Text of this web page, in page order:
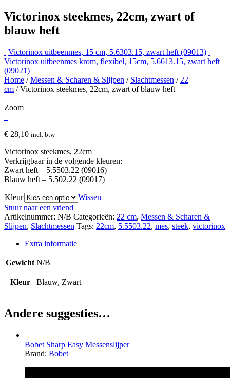
Victorinox steekmes, 22cm, zwart of
blauw heft
Victorinox uitbeenmes, 15 cm, 5.6303.15, zwart heft (09013)
Victorinox uitbeenmes krom, flexibel, 15cm, 5.6613.15, zwart heft
(09021)
Home /Messen & Scharen & Slijpen / Slachtmessen / 22
cm / Victorinox steekmes, 22cm, zwart of blauw heft
Zoom
€ 28,10 incl. btw
Victorinox steekmes, 22cm
Verkrijgbaar in de volgende kleuren:
Zwart heft – 5.5503.22 (09016)
Blauw heft – 5.502.22 (09017)
Kleur
Wissen
Stuur naar een vriend
Artikelnummer: N/B Categorieën: 22 cm, Messen & Scharen &
Slijpen, Slachtmessen Tags: 22cm, 5.5503.22, mes, steek, victorinox
Extra informatie
Gewicht N/B
Kleur Blauw, Zwart
Andere suggesties…
Bobet Sharp Easy Messenslijper
Brand: Bobet